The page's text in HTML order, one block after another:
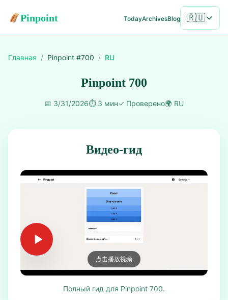
Pinpoint TodayArchivesBlog 🇷🇺
Главная / Pinpoint #700 / RU
Pinpoint 700
📅 3/31/2026⏱️ 3 мин✓ Проверено🌍 RU
Видео-гид
点击播放视频
Полный гид для Pinpoint 700.